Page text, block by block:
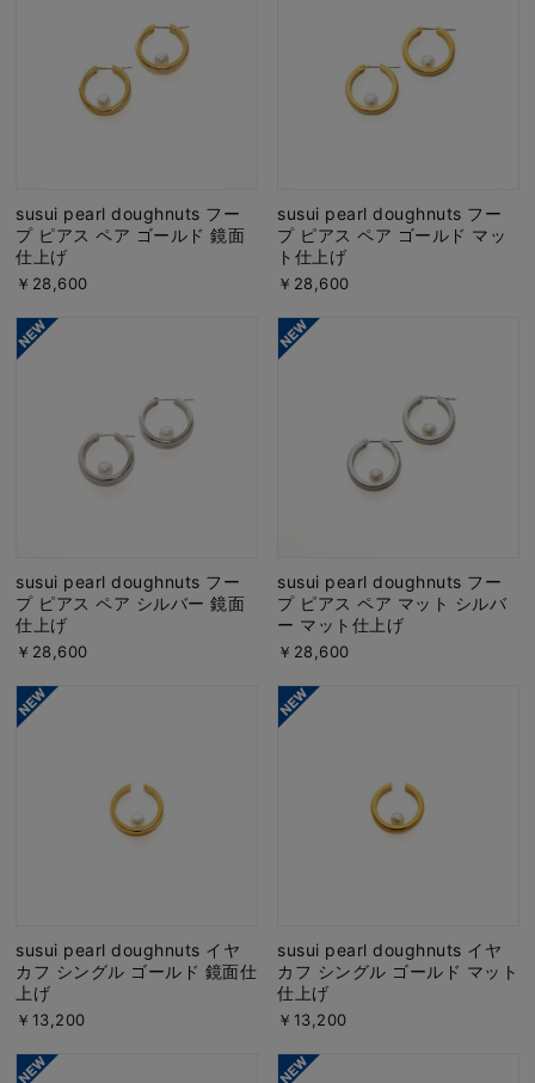
susui pearl doughnuts フー
プ ピアス ペア ゴールド 鏡面
仕上げ
￥28,600
susui pearl doughnuts フー
プ ピアス ペア ゴールド マッ
ト仕上げ
￥28,600
susui pearl doughnuts フー
プ ピアス ペア シルバー 鏡面
仕上げ
￥28,600
susui pearl doughnuts フー
プ ピアス ペア マット シルバ
ー マット仕上げ
￥28,600
susui pearl doughnuts イヤ
カフ シングル ゴールド 鏡面仕
上げ
￥13,200
susui pearl doughnuts イヤ
カフ シングル ゴールド マット
仕上げ
￥13,200